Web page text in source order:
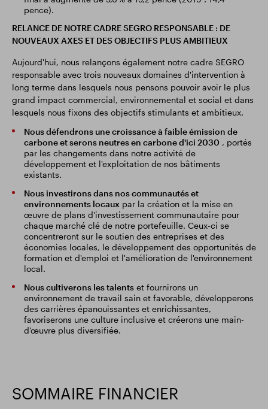
pence).
RELANCE DE NOTRE CADRE SEGRO RESPONSABLE : DE
NOUVEAUX AXES ET DES OBJECTIFS PLUS AMBITIEUX
Aujourd'hui, nous relançons également notre cadre SEGRO
responsable avec trois nouveaux domaines d'intervention à
long terme dans lesquels nous pensons pouvoir avoir le plus
grand impact commercial, environnemental et social et dans
lesquels nous fixons des objectifs stimulants et ambitieux.
Nous défendrons une croissance à faible émission de
carbone et serons neutres en carbone d'ici 2030 , portés
par les changements dans notre activité de
développement et l'exploitation de nos bâtiments
existants.
Nous investirons dans nos communautés et
environnements locaux par la création et la mise en
œuvre de plans d'investissement communautaire pour
chaque marché clé de notre portefeuille. Ceux-ci se
concentreront sur le soutien des entreprises et des
économies locales, le développement des opportunités de
formation et d'emploi et l'amélioration de l'environnement
local.
Nous cultiverons les talents et fournirons un
environnement de travail sain et favorable, développerons
des carrières épanouissantes et enrichissantes,
favoriserons une culture inclusive et créerons une main-
d'œuvre plus diversifiée.
SOMMAIRE FINANCIER